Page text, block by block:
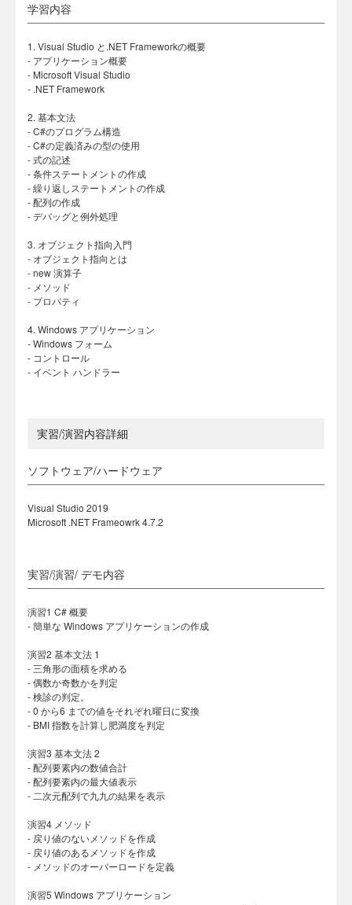
学習内容
1. Visual Studio と.NET Frameworkの概要
- アプリケーション概要
- Microsoft Visual Studio
- .NET Framework
2. 基本文法
- C#のプログラム構造
- C#の定義済みの型の使用
- 式の記述
- 条件ステートメントの作成
- 繰り返しステートメントの作成
- 配列の作成
- デバッグと例外処理
3. オブジェクト指向入門
- オブジェクト指向とは
- new 演算子
- メソッド
- プロパティ
4. Windows アプリケーション
- Windows フォーム
- コントロール
- イベント ハンドラー
実習/演習内容詳細
ソフトウェア/ハードウェア
Visual Studio 2019
Microsoft .NET Frameowrk 4.7.2
実習/演習/ デモ内容
演習1 C# 概要
- 簡単な Windows アプリケーションの作成
演習2 基本文法 1
- 三角形の面積を求める
- 偶数か奇数かを判定
- 検診の判定。
- 0 から6 までの値をそれぞれ曜日に変換
- BMI 指数を計算し肥満度を判定
演習3 基本文法 2
- 配列要素内の数値合計
- 配列要素内の最大値表示
- 二次元配列で九九の結果を表示
演習4 メソッド
- 戻り値のないメソッドを作成
- 戻り値のあるメソッドを作成
- メソッドのオーバーロードを定義
演習5 Windows アプリケーション